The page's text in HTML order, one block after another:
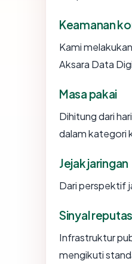
Keamanan
Kami
Aksara Data
Masa pakai
Dihitung dari
dalam kategori
Jejak jaringan
Dari perspektif
Sinyal
Infrastruktur
mengikuti